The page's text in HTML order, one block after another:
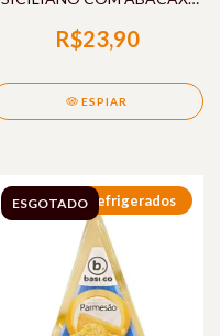
R$23,90
ESPIAR
Refrigerados
ESGOTADO